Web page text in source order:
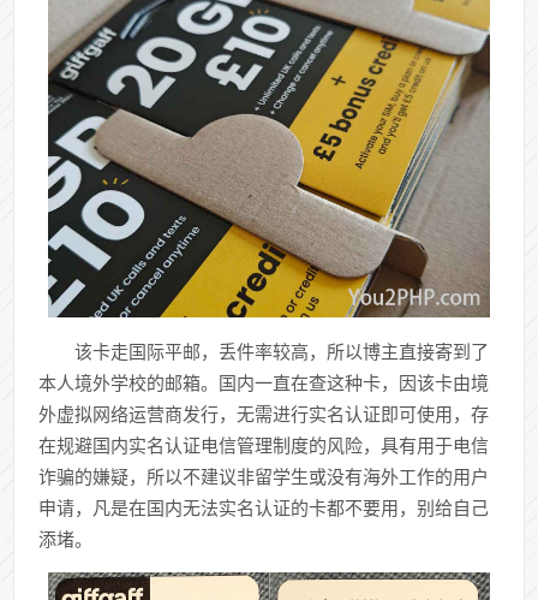
该卡走国际平邮，丢件率较高，所以博主直接寄到了
本人境外学校的邮箱。国内一直在查这种卡，因该卡由境
外虚拟网络运营商发行，无需进行实名认证即可使用，存
在规避国内实名认证电信管理制度的风险，具有用于电信
诈骗的嫌疑，所以不建议非留学生或没有海外工作的用户
申请，凡是在国内无法实名认证的卡都不要用，别给自己
添堵。